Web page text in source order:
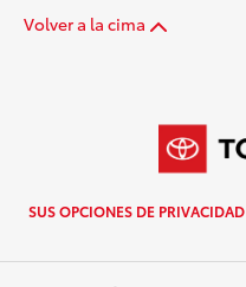
Volver a la cima
SUS OPCIONES DE PRIVACIDAD